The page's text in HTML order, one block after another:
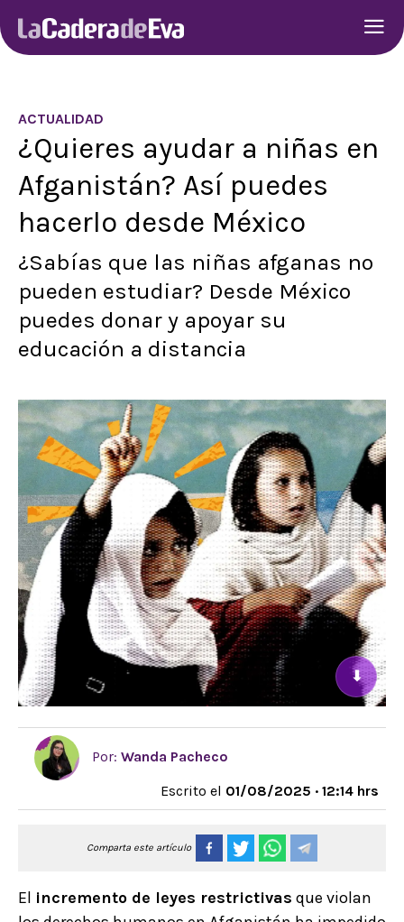
ACTUALIDAD
¿Quieres ayudar a niñas en
Afganistán? Así puedes
hacerlo desde México
¿Sabías que las niñas afganas no
pueden estudiar? Desde México
puedes donar y apoyar su
educación a distancia
⬇
Por: Wanda Pacheco
Escrito el 01/08/2025 · 12:14 hrs
Comparta este artículo
El incremento de leyes restrictivas que violan